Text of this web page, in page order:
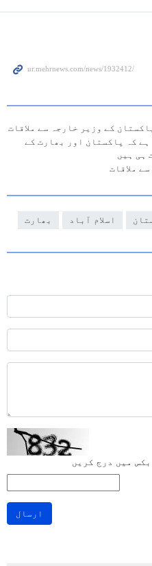
کے وزیر خارجہ سے ملاقات
کہ پاکستان اور بھارت کے
ہی ہیں
ملاقات
اسلام آباد بھارت
میں درج کریں
ارسال